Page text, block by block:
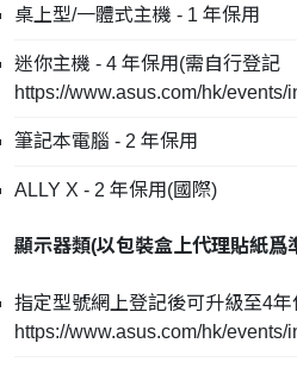
桌上型/一體式主機 - 1 年保用
迷你主機 - 4 年保用(需自行登記
https://www.asus.com/hk/
筆記本電腦 - 2 年保用
ALLY X - 2 年保用(國際)
顯示器類(以包裝盒上代理貼紙爲
指定型號網上登記後可升級至4年
https://www.asus.com/hk/events/